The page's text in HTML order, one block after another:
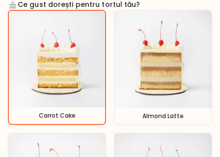
Ce gust dorești pentru tortul tău?
Carrot Cake Almond Latte